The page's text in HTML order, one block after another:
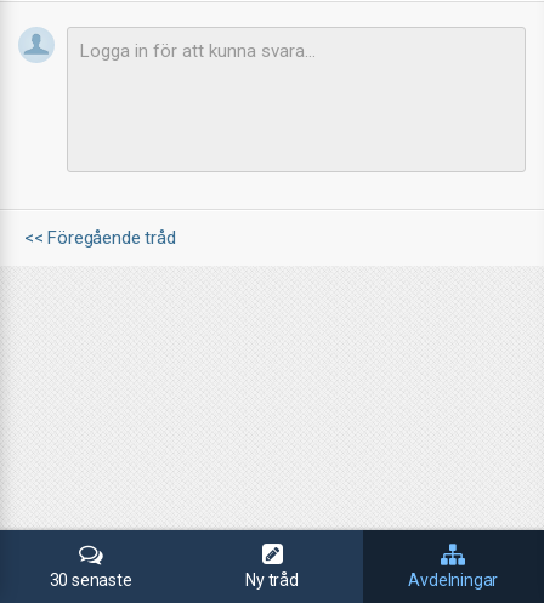
<< Föregående tråd
30 senaste Ny tråd Avdelningar